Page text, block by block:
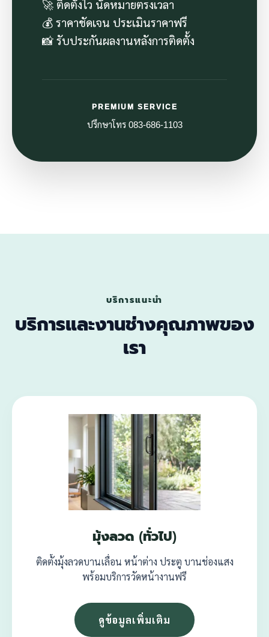
🚀 ติดตั้งไว นัดหมายตรงเวลา
💰 ราคาชัดเจน ประเมินราคาฟรี
📸 รับประกันผลงานหลังการติดตั้ง
PREMIUM SERVICE
ปรึกษาโทร 083-686-1103
บริการแนะนำ
บริการและงานช่างคุณภาพของ
เรา
มุ้งลวด (ทั่วไป)
ติดตั้งมุ้งลวดบานเลื่อน หน้าต่าง ประตู บานช่องแสง
พร้อมบริการวัดหน้างานฟรี
ดูข้อมูลเพิ่มเติม